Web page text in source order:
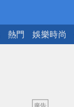
熱門 娛樂時尚